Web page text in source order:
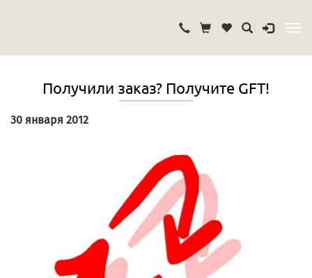
Получили заказ? Получите GFT!
30 января 2012